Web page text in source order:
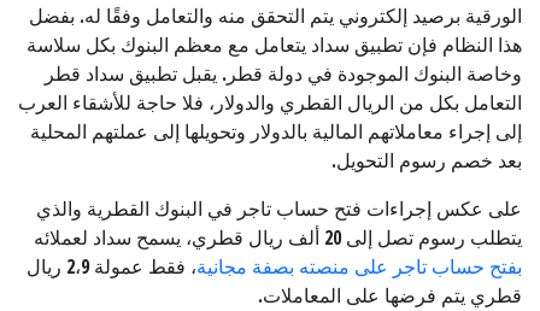
الورقية برصيد إلكتروني يتم التحقق منه والتعامل وفقًا له. بفضل
هذا النظام فإن تطبيق سداد يتعامل مع معظم البنوك بكل سلاسة
وخاصة البنوك الموجودة في دولة قطر. يقبل تطبيق سداد قطر
التعامل بكل من الريال القطري والدولار، فلا حاجة للأشقاء العرب
إلى إجراء معاملاتهم المالية بالدولار وتحويلها إلى عملتهم المحلية
بعد خصم رسوم التحويل.
على عكس إجراءات فتح حساب تاجر في البنوك القطرية والذي
يتطلب رسوم تصل إلى 20 ألف ريال قطري، يسمح سداد لعملائه
بفتح حساب تاجر على منصته بصفة مجانية
، فقط عمولة 2،9 ريال
قطري يتم فرضها على المعاملات.